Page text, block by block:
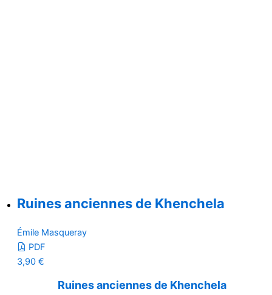
Ruines anciennes de Khenchela
Émile Masqueray
PDF
3,90 €
Ruines anciennes de Khenchela